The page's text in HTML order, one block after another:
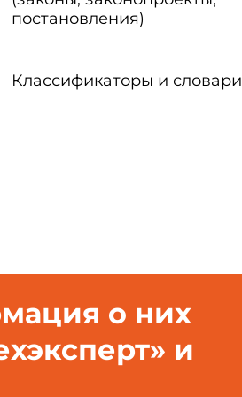
постановления)
Классификаторы и словари
о них
и